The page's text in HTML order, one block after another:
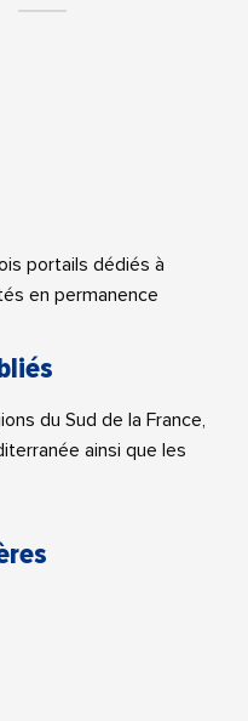
portails dédiés à
en permanence
du Sud de la France,
ainsi que les